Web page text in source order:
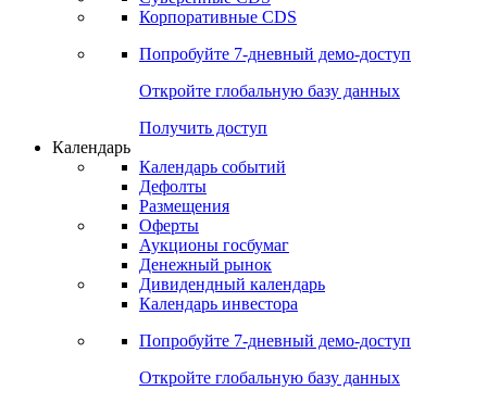
Корпоративные CDS
Попробуйте 7-дневный демо-доступ
Откройте глобальную базу данных
Получить доступ
Календарь
Календарь событий
Дефолты
Размещения
Оферты
Аукционы госбумаг
Денежный рынок
Дивидендный календарь
Календарь инвестора
Попробуйте 7-дневный демо-доступ
Откройте глобальную базу данных